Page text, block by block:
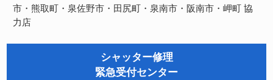
市・熊取町・泉佐野市・田尻町・泉南市・阪南市・岬町協
力店
シャッター修理
緊急受付センター